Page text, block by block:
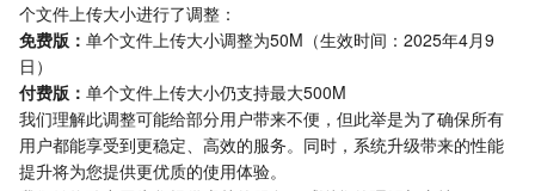
个文件上传大小进行了调整：
免费版： 单个文件上传大小调整为50M（生效时间：2025年4月9
日）
付费版： 单个文件上传大小仍支持最大500M
我们理解此调整可能给部分用户带来不便，但此举是为了确保所有
用户都能享受到更稳定、高效的服务。同时，系统升级带来的性能
提升将为您提供更优质的使用体验。